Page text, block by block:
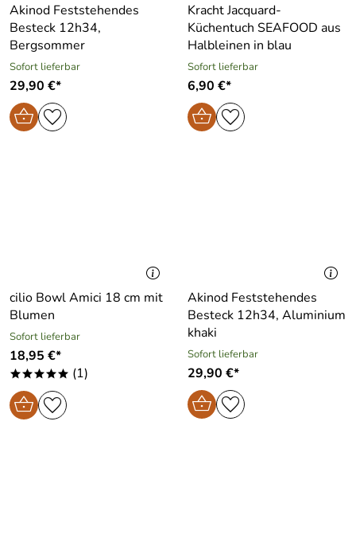
Akinod Feststehendes
Besteck 12h34,
Bergsommer
Sofort lieferbar
29,90 €*
Kracht Jacquard-
Küchentuch SEAFOOD aus
Halbleinen in blau
Sofort lieferbar
6,90 €*
cilio Bowl Amici 18 cm mit
Blumen
Sofort lieferbar
18,95 €*
***** (1)
Akinod Feststehendes
Besteck 12h34, Aluminium
khaki
Sofort lieferbar
29,90 €*